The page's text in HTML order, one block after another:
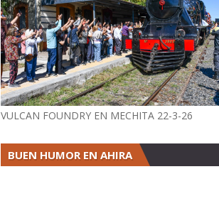
VULCAN FOUNDRY EN MECHITA 22-3-26
BUEN HUMOR EN AHIRA